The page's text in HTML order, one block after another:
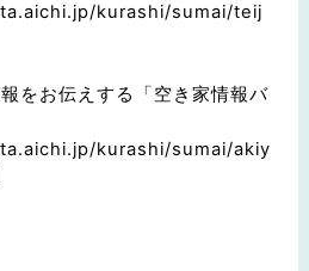
kurashi/sumai/teij
をお伝えする「空き家情報バ
kurashi/sumai/akiy